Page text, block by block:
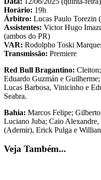
Horário: 19h
Árbitro: Lucas Paulo Torezin
Assistentes: Victor Hugo
(ambos do PR)
VAR: Rodolpho Toski
Transmissão: Premiere
Red Bull Bragantino:
Eduardo Guzmán e
Lucas Barbosa, Vinicinho e
Seabra.
Bahia: Marcos Felipe;
Luciano Juba; Caio
(Ademir), Erick Pulga e Willian
Veja Também...